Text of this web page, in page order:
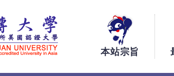
銘傳大學大學生工讀、實習、求
本站宗旨